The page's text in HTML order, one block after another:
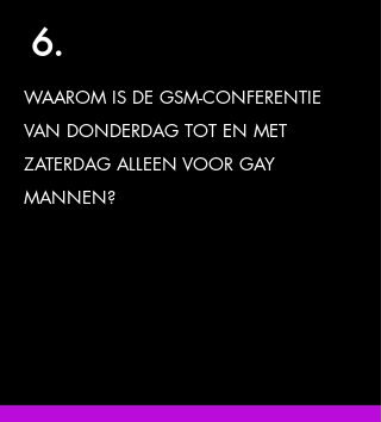
6.
WAAROM IS DE GSM-CONFERENTIE
VAN DONDERDAG TOT EN MET
ZATERDAG ALLEEN VOOR GAY
MANNEN?